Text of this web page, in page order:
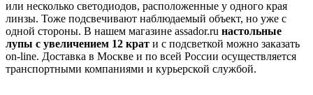
или несколько светодиодов, расположенные у одного края
линзы. Тоже подсвечивают наблюдаемый объект, но уже с
одной стороны. В нашем магазине assador.ru настольные
лупы с увеличением 12 крат и с подсветкой можно заказать
on-line. Доставка в Москве и по всей России осуществляется
транспортными компаниями и курьерской службой.